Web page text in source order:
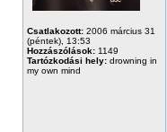
Csatlakozott: 2006 március 31
(péntek), 13:53
Hozzászólások: 1149
Tartózkodási hely: drowning in
my own mind